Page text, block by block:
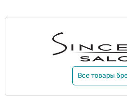
Все товары